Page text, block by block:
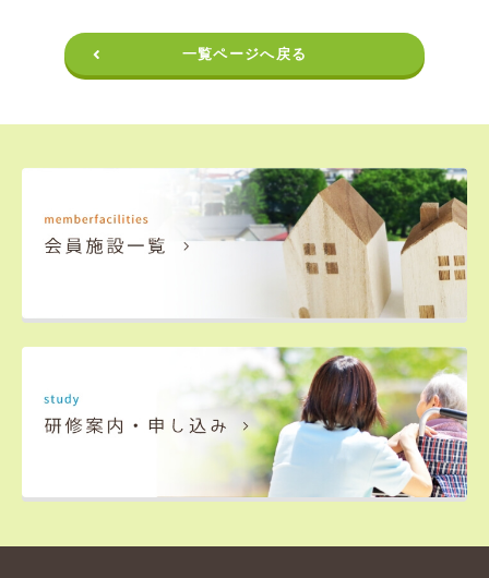
一覧ページへ戻る